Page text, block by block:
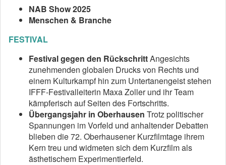
NAB Show 2025
Menschen & Branche
FESTIVAL
Festival gegen den RückschrittAngesichts
zunehmenden globalen Drucks von Rechts und
einem Kulturkampf hin zum Untertanengeist stehen
IFFF-Festivalleiterin Maxa Zoller und ihr Team
kämpferisch auf Seiten des Fortschritts.
Übergangsjahr in Oberhausen Trotz politischer
Spannungen im Vorfeld und anhaltender Debatten
blieben die 72. Oberhausener Kurzfilmtage ihrem
Kern treu und widmeten sich dem Kurzfilm als
ästhetischem Experimentierfeld.